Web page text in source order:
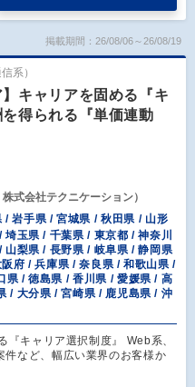
掲載期間：26/08/06～26/08/19
系）
キャリアを固める『キ
得られる『単価連動
式会社テクニケーション）
/ 岩手県 / 宮城県 / 秋田県 / 山形
玉県 / 千葉県 / 東京都 / 神奈川
梨県 / 長野県 / 岐阜県 / 静岡県
府 / 兵庫県 / 奈良県 / 和歌山県 /
県 / 徳島県 / 香川県 / 愛媛県 / 高
/ 大分県 / 宮崎県 / 鹿児島県 / 沖
『キャリア選択制度』 Web系、
件など、幅広い業界のお客様か